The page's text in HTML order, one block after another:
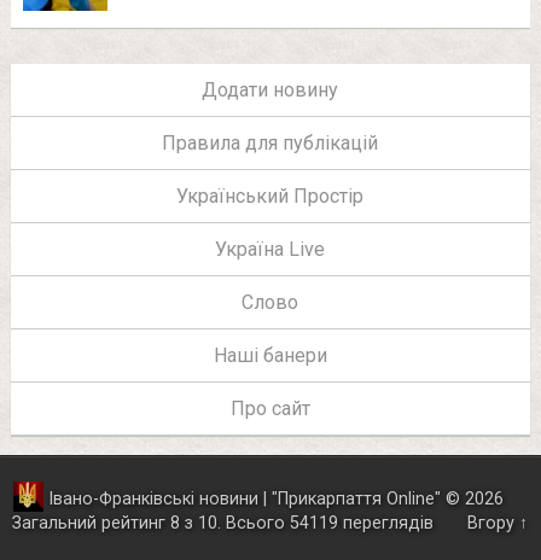
Додати новину
Правила для публікацій
Український Простір
Україна Live
Слово
Наші банери
Про сайт
Івано-Франківські новини | "Прикарпаття Online" © 2026
Загальний рейтинг8 з 10. Всього54119 переглядів Вгору ↑